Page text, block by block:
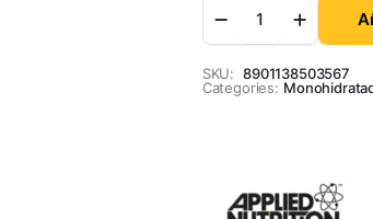
SKU: 8901138503567
Categories: